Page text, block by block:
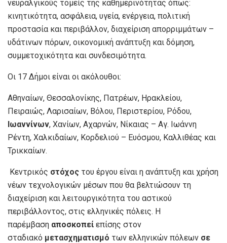
νευραλγικούς τομείς της καθημερινότητας όπως:
κινητικότητα, ασφάλεια, υγεία, ενέργεια, πολιτική
προστασία και περιβάλλον, διαχείριση απορριμμάτων –
υδάτινων πόρων, οικονομική ανάπτυξη και δόμηση,
συμμετοχικότητα και συνδεσιμότητα.
Οι 17 Δήμοι είναι οι ακόλουθοι:
Αθηναίων, Θεσσαλονίκης, Πατρέων, Ηρακλείου,
Πειραιώς, Λαρισαίων, Βόλου, Περιστερίου, Ρόδου,
Ιωαννίνων, Χανίων, Αχαρνών, Νίκαιας – Αγ. Ιωάννη
Ρέντη, Χαλκιδαίων, Κορδελιού – Ευόσμου, Καλλιθέας και
Τρικκαίων.
Κεντρικός στόχος του έργου είναι η ανάπτυξη και χρήση
νέων τεχνολογικών μέσων που θα βελτιώσουν τη
διαχείριση και λειτουργικότητα του αστικού
περιβάλλοντος, στις ελληνικές πόλεις. Η
παρέμβαση αποσκοπεί επίσης στον
σταδιακό μετασχηματισμό των ελληνικών πόλεων σε